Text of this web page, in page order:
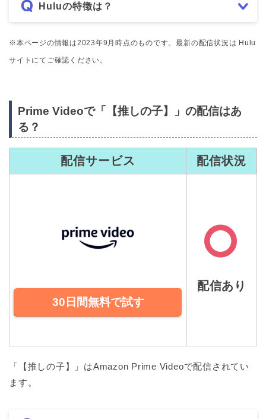
Huluの特徴は？
※本ページの情報は2023年9月時点のものです。最新の配信状況は Hulu
サイトにてご確認ください。
Prime Videoで「【推しの子】」の配信はあ
る？
配信サービス 配信状況
30日間無料で試す
配信あり
「【推しの子】」はAmazon Prime Videoで配信されてい
ます。